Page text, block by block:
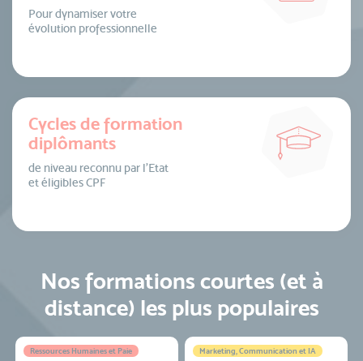
Pour dynamiser votre
évolution professionnelle
Cycles de formation
diplômants
de niveau reconnu par l’Etat
et éligibles CPF
Nos formations courtes (et à
distance) les plus populaires
Ressources Humaines et Paie Marketing, Communication et IA